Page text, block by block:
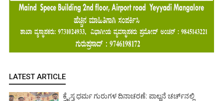
LATEST ARTICLE
ಕ್ರೈಸ್ತ ಧರ್ಮ ಗುರುಗಳ ದಿನಾಚರಣೆ: ಪಾಲ್ದನೆ ಚರ್ಚ್‌ನಲ್ಲಿ